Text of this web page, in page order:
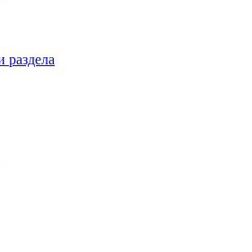
раздела